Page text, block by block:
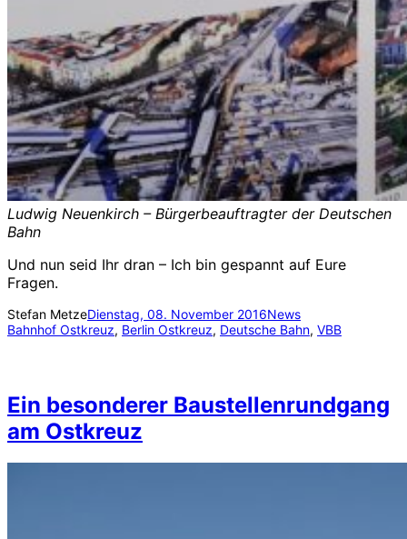
Ludwig Neuenkirch – Bürgerbeauftragter der Deutschen
Bahn
Und nun seid Ihr dran – Ich bin gespannt auf Eure
Fragen.
Stefan MetzeDienstag, 08. November 2016News
Bahnhof Ostkreuz, Berlin Ostkreuz, Deutsche Bahn, VBB
Ein besonderer Baustellenrundgang
am Ostkreuz